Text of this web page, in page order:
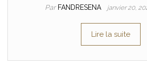
Par FANDRESENA janvier 20,
Lire la suite